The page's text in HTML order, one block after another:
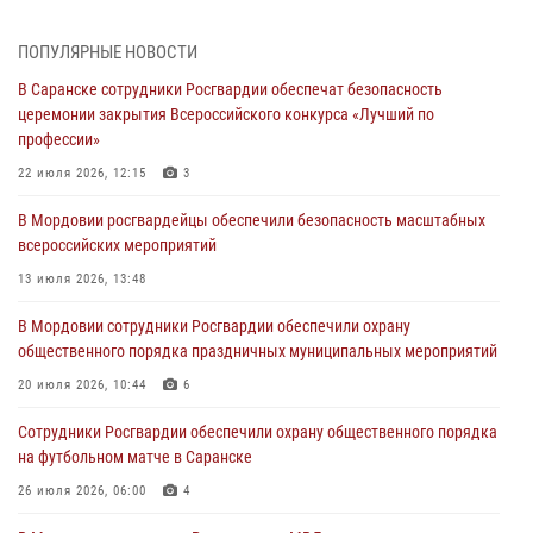
06 августа 2026, 07:03
В Саранске по обращению жителей правоохранители отреагировали
незамедлительно
05 августа 2026, 15:04
подозреваемого в причинении телесных повреждений супруге
05 августа 2026, 12:34
проведения масштабного праздника в Темникове
05 августа 2026, 09:04 4
разрешительной работы передал очередную партию вооружения в
зону СВО
04 августа 2026, 11:13
ПОПУЛЯРНЫЕ НОВОСТИ
В Саранске сотрудники Росгвардии обеспечат безопасность
церемонии закрытия Всероссийского конкурса «Лучший по
профессии»
22 июля 2026, 12:15 3
В Мордовии росгвардейцы обеспечили безопасность масштабных
всероссийских мероприятий
13 июля 2026, 13:48
В Мордовии сотрудники Росгвардии обеспечили охрану
общественного порядка праздничных муниципальных мероприятий
20 июля 2026, 10:44 6
Сотрудники Росгвардии обеспечили охрану общественного порядка
на футбольном матче в Саранске
26 июля 2026, 06:00 4